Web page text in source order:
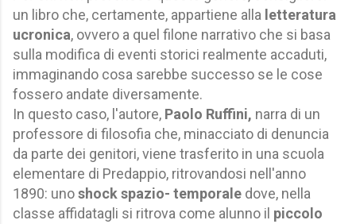
un libro che, certamente, appartiene alla letteratura
ucronica, ovvero a quel filone narrativo che si basa
sulla modifica di eventi storici realmente accaduti,
immaginando cosa sarebbe successo se le cose
fossero andate diversamente.
In questo caso, l'autore, Paolo Ruffini, narra di un
professore di filosofia che, minacciato di denuncia
da parte dei genitori, viene trasferito in una scuola
elementare di Predappio, ritrovandosi nell'anno
1890: unoshock spazio- temporale dove, nella
classe affidatagli si ritrova come alunno il piccolo